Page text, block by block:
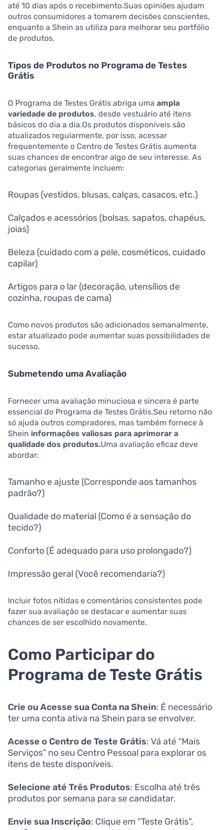
até 10 dias após o recebimento.Suas opiniões ajudam
outros consumidores a tomarem decisões conscientes,
enquanto a Shein as utiliza para melhorar seu portfólio
de produtos.
Tipos de Produtos no Programa de Testes
Grátis
O Programa de Testes Grátis abriga uma ampla
variedade de produtos, desde vestuário até itens
básicos do dia a dia.Os produtos disponíveis são
atualizados regularmente, por isso, acessar
frequentemente o Centro de Testes Grátis aumenta
suas chances de encontrar algo de seu interesse. As
categorias geralmente incluem:
Roupas (vestidos, blusas, calças, casacos, etc.)
Calçados e acessórios (bolsas, sapatos, chapéus,
joias)
Beleza (cuidado com a pele, cosméticos, cuidado
capilar)
Artigos para o lar (decoração, utensílios de
cozinha, roupas de cama)
Como novos produtos são adicionados semanalmente,
estar atualizado pode aumentar suas possibilidades de
sucesso.
Submetendo uma Avaliação
Fornecer uma avaliação minuciosa e sincera é parte
essencial do Programa de Testes Grátis.Seu retorno não
só ajuda outros compradores, mas também fornece à
Shein informações valiosas para aprimorar a
qualidade dos produtos.Uma avaliação eficaz deve
abordar:
Tamanho e ajuste (Corresponde aos tamanhos
padrão?)
Qualidade do material (Como é a sensação do
tecido?)
Conforto (É adequado para uso prolongado?)
Impressão geral (Você recomendaria?)
Incluir fotos nítidas e comentários consistentes pode
fazer sua avaliação se destacar e aumentar suas
chances de ser escolhido novamente.
Como Participar do
Programa de Teste Grátis
Crie ou Acesse sua Conta na Shein: É necessário
ter uma conta ativa na Shein para se envolver.
Acesse o Centro de Teste Grátis: Vá até “Mais
Serviços” no seu Centro Pessoal para explorar os
itens de teste disponíveis.
Selecione até Três Produtos: Escolha até três
produtos por semana para se candidatar.
Envie sua Inscrição: Clique em “Teste Grátis”,